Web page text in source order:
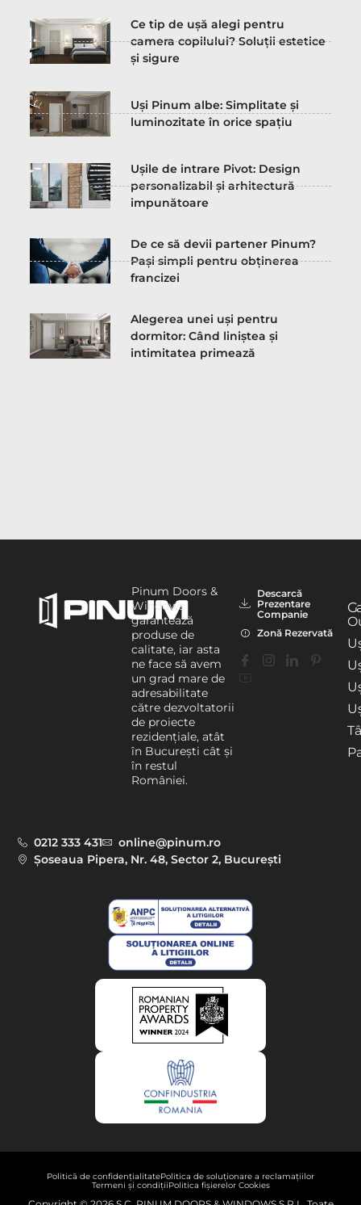
Ce tip de ușă alegi pentru
camera copilului? Soluții estetice
și sigure
Uși Pinum albe: Simplitate și
luminozitate în orice spațiu
Ușile de intrare Pivot: Design
personalizabil și arhitectură
impunătoare
De ce să devii partener Pinum?
Pași simpli pentru obținerea
francizei
Alegerea unei uși pentru
dormitor: Când liniștea și
intimitatea primează
Pinum Doors &
Windows
garantează
produse de
calitate, iar asta
ne face să avem
un grad mare de
adresabilitate
către dezvoltatorii
de proiecte
rezidențiale, atât
în București cât și
în restul
României.
Descarcă
Prezentare
Companie
Zonă Rezervată
0212 333 431
online@pinum.ro
Șoseaua Pipera, Nr. 48, Sector 2, București
Politică de confidențialitatePolitica de soluționare a reclamațiilor
Termeni și condițiiPolitica fișierelor Cookies